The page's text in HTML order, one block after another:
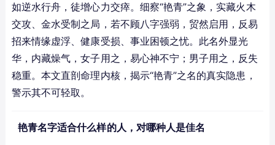
如逆水行舟，徒增心力交瘁。细察“艳青”之象，实藏火木
交攻、金水受制之局，若不顾八字强弱，贸然启用，反易
招来情缘虚浮、健康受损、事业困顿之忧。此名外显光
华，内藏燥气，女子用之，易心神不宁；男子用之，反失
稳重。本文直剖命理内核，揭示“艳青”之名的真实隐患，
警示其不可轻取。
艳青名字适合什么样的人，对哪种人是佳名